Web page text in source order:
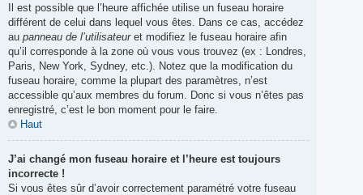
Il est possible que l’heure affichée utilise un fuseau horaire
différent de celui dans lequel vous êtes. Dans ce cas, accédez
au panneau de l’utilisateuret modifiez le fuseau horaire afin
qu’il corresponde à la zone où vous vous trouvez (ex : Londres,
Paris, New York, Sydney, etc.). Notez que la modification du
fuseau horaire, comme la plupart des paramètres, n’est
accessible qu’aux membres du forum. Donc si vous n’êtes pas
enregistré, c’est le bon moment pour le faire.
Haut
J’ai changé mon fuseau horaire et l’heure est toujours
incorrecte !
Si vous êtes sûr d’avoir correctement paramétré votre fuseau